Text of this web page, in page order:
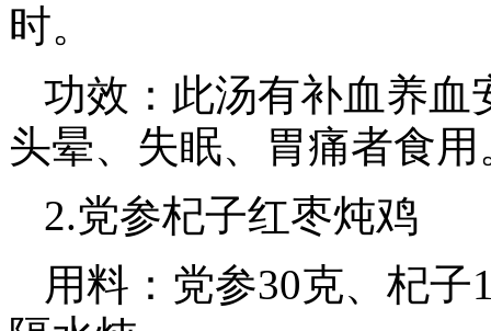
时。
功效：此汤有补血养血
头晕、失眠、胃痛者食用
2.党参杞子红枣炖鸡
用料：党参30克、杞子